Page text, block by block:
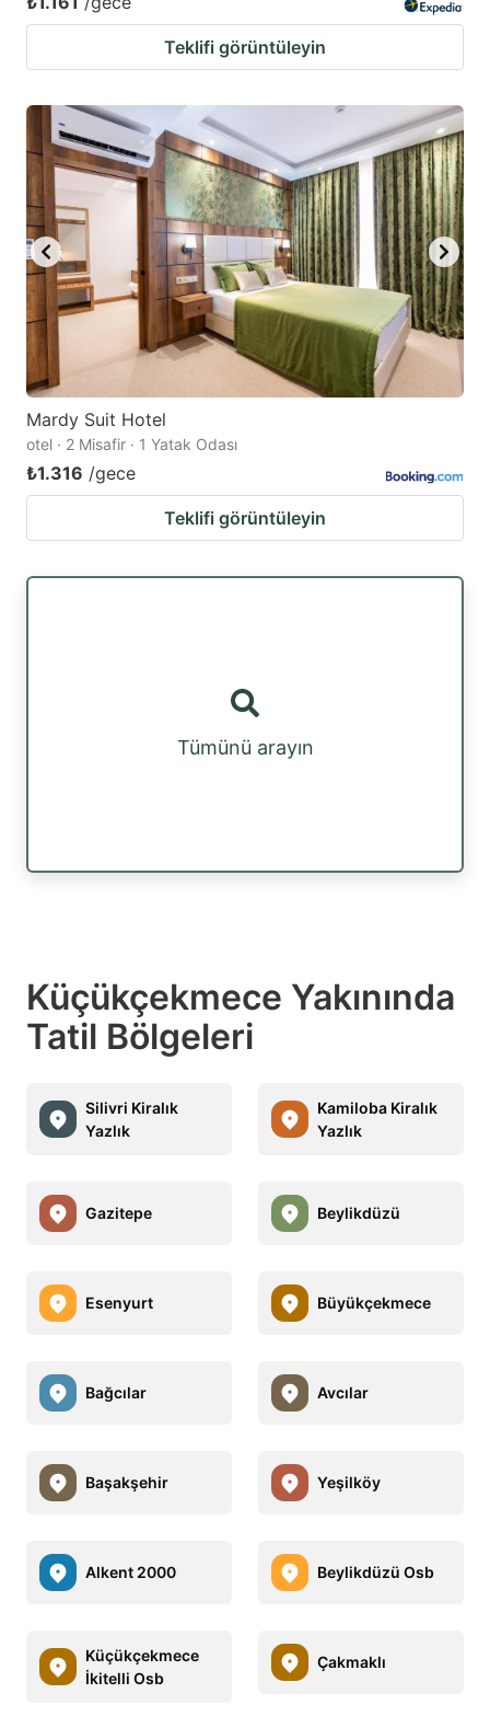
Teklifi görüntüleyin
Mardy Suit Hotel
otel · 2 Misafir · 1 Yatak Odası
₺1.316 /gece
Teklifi görüntüleyin
Tümünü arayın
Küçükçekmece Yakınında
Tatil Bölgeleri
Silivri Kiralık
Yazlık
Kamiloba Kiralık
Yazlık
Gazitepe Beylikdüzü
Esenyurt Büyükçekmece
Bağcılar Avcılar
Başakşehir Yeşilköy
Alkent 2000 Beylikdüzü Osb
Küçükçekmece
İkitelli Osb
Çakmaklı